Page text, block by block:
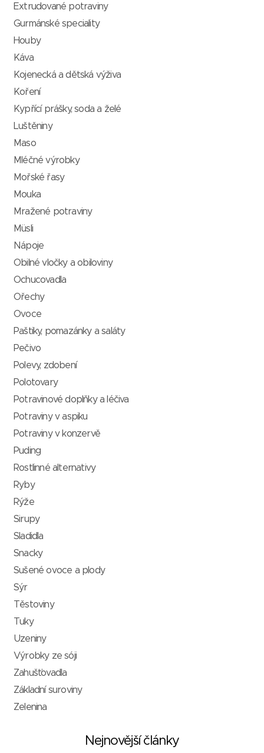
Extrudované potraviny
Gurmánské speciality
Houby
Káva
Kojenecká a dětská výživa
Koření
Kypřící prášky, soda a želé
Luštěniny
Maso
Mléčné výrobky
Mořské řasy
Mouka
Mražené potraviny
Müsli
Nápoje
Obilné vločky a obiloviny
Ochucovadla
Ořechy
Ovoce
Paštiky, pomazánky a saláty
Pečivo
Polevy, zdobení
Polotovary
Potravinové doplňky a léčiva
Potraviny v aspiku
Potraviny v konzervě
Puding
Rostlinné alternativy
Ryby
Rýže
Sirupy
Sladidla
Snacky
Sušené ovoce a plody
Sýr
Těstoviny
Tuky
Uzeniny
Výrobky ze sóji
Zahušťovadla
Základní suroviny
Zelenina
Nejnovější články